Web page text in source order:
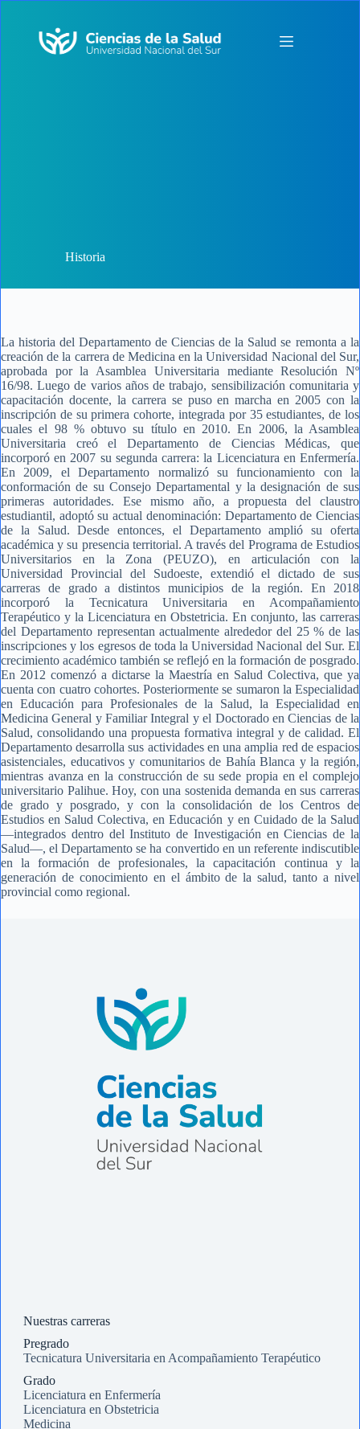
contenido
Historia
La historia del Departamento de Ciencias de la Salud se remonta a la
creación de la carrera de Medicina en la Universidad Nacional del Sur,
aprobada por la Asamblea Universitaria mediante Resolución Nº
16/98. Luego de varios años de trabajo, sensibilización comunitaria y
capacitación docente, la carrera se puso en marcha en 2005 con la
inscripción de su primera cohorte, integrada por 35 estudiantes, de los
cuales el 98 % obtuvo su título en 2010. En 2006, la Asamblea
Universitaria creó el Departamento de Ciencias Médicas, que
incorporó en 2007 su segunda carrera: la Licenciatura en Enfermería.
En 2009, el Departamento normalizó su funcionamiento con la
conformación de su Consejo Departamental y la designación de sus
primeras autoridades. Ese mismo año, a propuesta del claustro
estudiantil, adoptó su actual denominación: Departamento de Ciencias
de la Salud. Desde entonces, el Departamento amplió su oferta
académica y su presencia territorial. A través del Programa de Estudios
Universitarios en la Zona (PEUZO), en articulación con la
Universidad Provincial del Sudoeste, extendió el dictado de sus
carreras de grado a distintos municipios de la región. En 2018
incorporó la Tecnicatura Universitaria en Acompañamiento
Terapéutico y la Licenciatura en Obstetricia. En conjunto, las carreras
del Departamento representan actualmente alrededor del 25 % de las
inscripciones y los egresos de toda la Universidad Nacional del Sur. El
crecimiento académico también se reflejó en la formación de posgrado.
En 2012 comenzó a dictarse la Maestría en Salud Colectiva, que ya
cuenta con cuatro cohortes. Posteriormente se sumaron la Especialidad
en Educación para Profesionales de la Salud, la Especialidad en
Medicina General y Familiar Integral y el Doctorado en Ciencias de la
Salud, consolidando una propuesta formativa integral y de calidad. El
Departamento desarrolla sus actividades en una amplia red de espacios
asistenciales, educativos y comunitarios de Bahía Blanca y la región,
mientras avanza en la construcción de su sede propia en el complejo
universitario Palihue. Hoy, con una sostenida demanda en sus carreras
de grado y posgrado, y con la consolidación de los Centros de
Estudios en Salud Colectiva, en Educación y en Cuidado de la Salud
—integrados dentro del Instituto de Investigación en Ciencias de la
Salud—, el Departamento se ha convertido en un referente indiscutible
en la formación de profesionales, la capacitación continua y la
generación de conocimiento en el ámbito de la salud, tanto a nivel
provincial como regional.
Nuestras carreras
Pregrado
Tecnicatura Universitaria en Acompañamiento Terapéutico
Grado
Licenciatura en Enfermería
Licenciatura en Obstetricia
Medicina